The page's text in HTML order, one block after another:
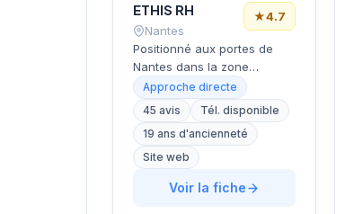
ETHIS RH
Nantes
★4.7
Positionné aux portes de
Nantes dans la zone
d'activité de Saint-Herblain,
ce cabinet de recrutement
rayonne sur l'ensemble de
la métropole nantaise. Sa
proximité avec les
économiques de
Approche directe
45 avis
Tél. disponible
19 ans d'ancienneté
Site web
Voir la fiche